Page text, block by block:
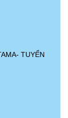
TUYỂN